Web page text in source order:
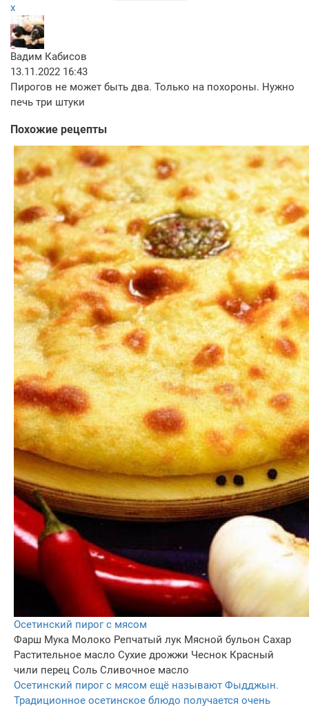
x
Вадим Кабисов
13.11.2022 16:43
Пирогов не может быть два. Только на похороны. Нужно
печь три штуки
Похожие рецепты
Осетинский пирог с мясом
Фарш Мука Молоко Репчатый лук Мясной бульон Сахар
Растительное масло Сухие дрожжи Чеснок Красный
чили перец Соль Сливочное масло
Осетинский пирог с мясом ещё называют Фыдджын.
Традиционное осетинское блюдо получается очень